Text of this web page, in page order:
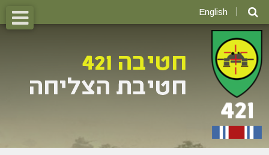
English